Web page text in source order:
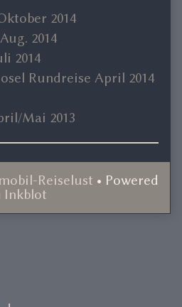
2014
2014
2014
Rundreise April 2014
Mai 2013
Reiselust • Powered
Inkblot